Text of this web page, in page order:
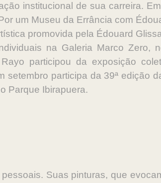
institucional de sua carreira.
um Museu da Errância com
promovida pela Édouard
na Galeria Marco Zero,
participou da exposição
setembro participa da 39ª edição
Parque Ibirapuera.
Suas pinturas, que